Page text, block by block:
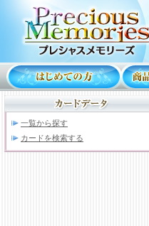
一覧から探す
カードを検索する